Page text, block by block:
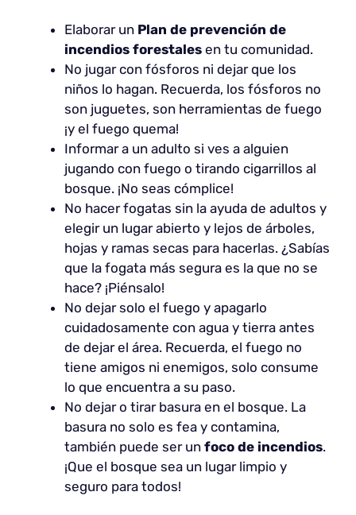
Elaborar un Plan de prevención de
incendios forestales en tu comunidad.
No jugar con fósforos ni dejar que los
niños lo hagan. Recuerda, los fósforos no
son juguetes, son herramientas de fuego
¡y el fuego quema!
Informar a un adulto si ves a alguien
jugando con fuego o tirando cigarrillos al
bosque. ¡No seas cómplice!
No hacer fogatas sin la ayuda de adultos y
elegir un lugar abierto y lejos de árboles,
hojas y ramas secas para hacerlas. ¿Sabías
que la fogata más segura es la que no se
hace? ¡Piénsalo!
No dejar solo el fuego y apagarlo
cuidadosamente con agua y tierra antes
de dejar el área. Recuerda, el fuego no
tiene amigos ni enemigos, solo consume
lo que encuentra a su paso.
No dejar o tirar basura en el bosque. La
basura no solo es fea y contamina,
también puede ser un foco de incendios.
¡Que el bosque sea un lugar limpio y
seguro para todos!